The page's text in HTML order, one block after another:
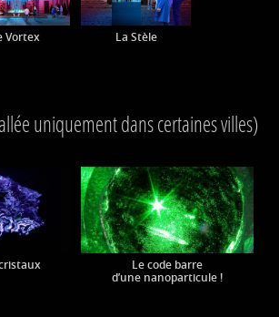
Vortex La Stèle
uniquement dans certaines villes)
Le code barre
d’une nanoparticule !